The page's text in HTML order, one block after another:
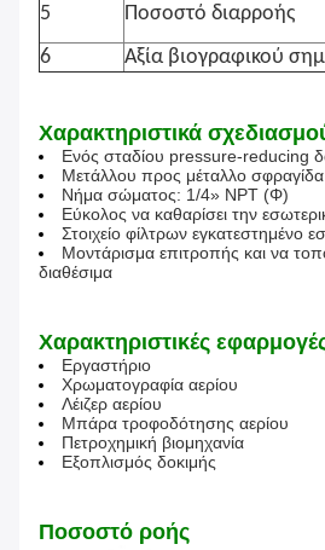
5
Ποσοστό διαρροής
6
Αξία βιογραφικού
Χαρακτηριστικά
Ενός σταδίου pressure-reducing
Μετάλλου προς μέταλλο
Νήμα σώματος: 1/4» NPT (Φ)
Εύκολος να καθαρίσει την
Στοιχείο φίλτρων εγκατεστημένο
Μοντάρισμα επιτροπής και να
διαθέσιμα
Χαρακτηριστικές
Εργαστήριο
Χρωματογραφία αερίου
Λέιζερ αερίου
Μπάρα τροφοδότησης αερίου
Πετροχημική βιομηχανία
Εξοπλισμός δοκιμής
Ποσοστό ροής